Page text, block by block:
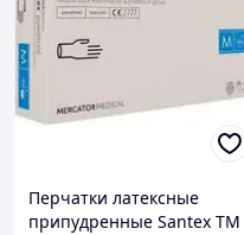
Перчатки латексные
припудренные Santex TM